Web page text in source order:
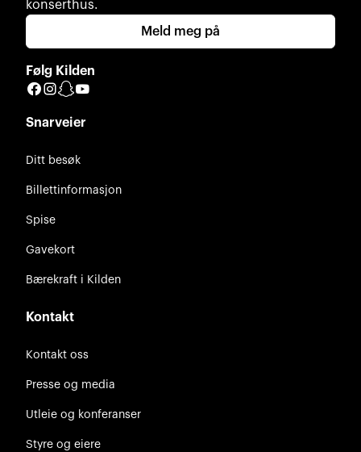
konserthus.
Meld meg på
Følg Kilden
Facebook
Instagram
Snapchat
Snarveier
Ditt besøk
Billettinformasjon
Spise
Gavekort
Bærekraft i Kilden
Kontakt
Kontakt oss
Presse og media
Utleie og konferanser
Styre og eiere